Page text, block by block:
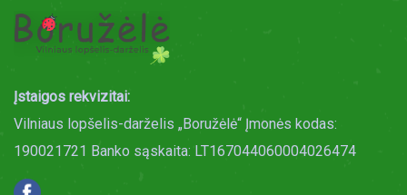
Įstaigos rekvizitai:
Vilniaus lopšelis-darželis „Boružėlė“ Įmonės kodas:
190021721 Banko sąskaita: LT167044060004026474